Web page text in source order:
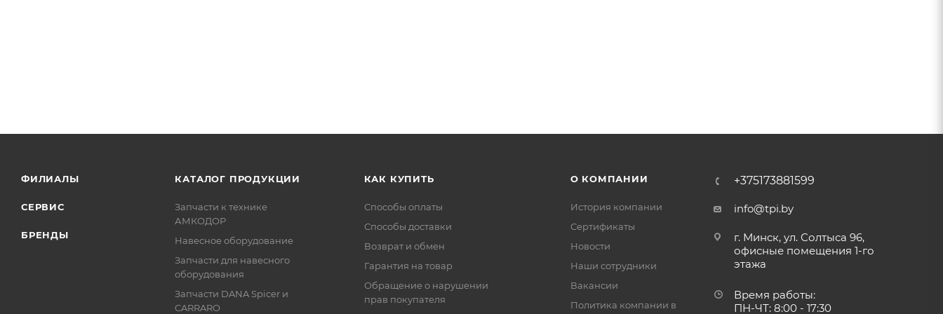
ФИЛИАЛЫ
СЕРВИС
БРЕНДЫ
КАТАЛОГ ПРОДУКЦИИ
Запчасти к технике
АМКОДОР
Навесное оборудование
Запчасти для навесного
оборудования
Запчасти DANA Spicer и
CARRARO
КАК КУПИТЬ
Способы оплаты
Способы доставки
Возврат и обмен
Гарантия на товар
Обращение о нарушении
прав покупателя
О КОМПАНИИ
История компании
Сертификаты
Новости
Наши сотрудники
Вакансии
Политика компании в
+375173881599
info@tpi.by
г. Минск, ул. Солтыса 96,
офисные помещения 1-го
этажа
Время работы:
ПН-ЧТ: 8:00 - 17:30